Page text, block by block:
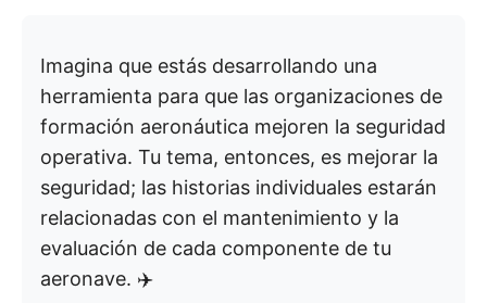
Imagina que estás desarrollando una
herramienta para que las organizaciones de
formación aeronáutica mejoren la seguridad
operativa. Tu tema, entonces, es mejorar la
seguridad; las historias individuales estarán
relacionadas con el mantenimiento y la
evaluación de cada componente de tu
aeronave. ✈️